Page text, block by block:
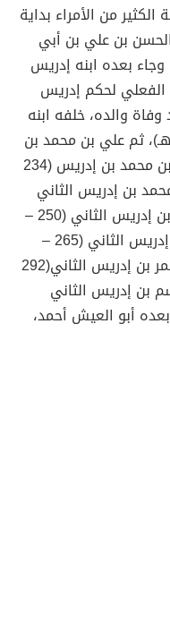
من الأمراء بداية
بن علي بن أبي
الأول) (172 – 177هـ) وجاء بعده ابنه إدريس
التاريخ الفعلي لحكم إدريس
عند وفاة والده، خلفه ابنه
محمد بن إدريس الثاني (213 – 221هـ)، ثم علي بن محمد بن
إدريس (221- 234 هـ)، يحيى الأول بن محمد بن إدريس (234
محمد بن إدريس الثاني
(250– 250 هـ)، علي الثاني بن عمر بن إدريس الثاني (250 –
265هـ)، يحيى الثالث بن القاسم بن إدريس الثاني (265 –
292هـ)، يحيى الرابع بن إدريس بن عمر بن إدريس الثاني(292
بن إدريس الثاني
وبعده أبو العيش أحمد،